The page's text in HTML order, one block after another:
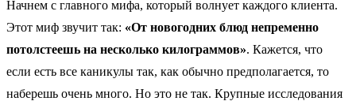
Начнем с главного мифа, который волнует каждого клиента.
Этот миф звучит так: «От новогодних блюд непременно
потолстеешь на несколько килограммов». Кажется, что
если есть все каникулы так, как обычно предполагается, то
наберешь очень много. Но это не так. Крупные исследования